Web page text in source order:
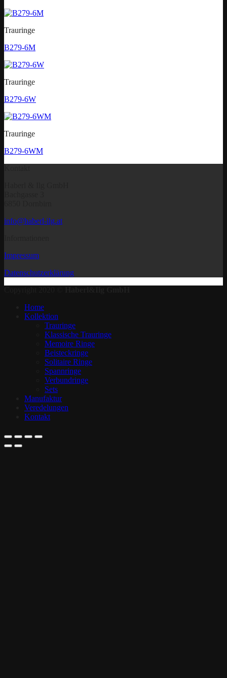
Trauringe
B279-6M
Trauringe
B279-6W
Trauringe
B279-6WM
info@haberl-ilg.at
Impressum
Datenschutzerklärung
Home
Kollektion
Trauringe
Klassische Trauringe
Memoire Ringe
Beisteckringe
Solitaire Ringe
Spannringe
Verbundringe
Sets
Manufaktur
Veredelungen
Kontakt